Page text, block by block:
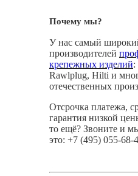
Почему мы?
У нас самый
производителей
крепежных изделий:
Rawlplug, Hilti и
отечественных
Отсрочка платежа,
гарантия низкой
то ещё? Звоните и
это: +7 (495) 055-68-